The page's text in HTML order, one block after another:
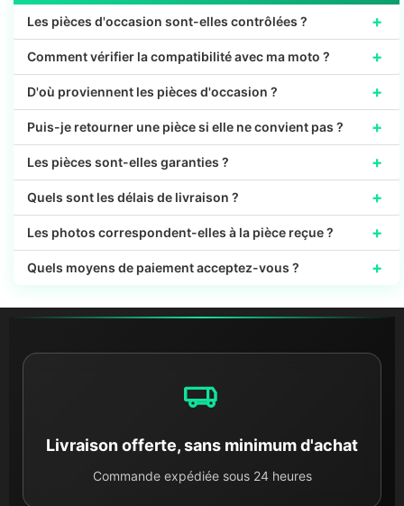
Les pièces d'occasion sont-elles contrôlées ? +
Comment vérifier la compatibilité avec ma moto ? +
D'où proviennent les pièces d'occasion ? +
Puis-je retourner une pièce si elle ne convient pas ? +
Les pièces sont-elles garanties ? +
Quels sont les délais de livraison ? +
Les photos correspondent-elles à la pièce reçue ? +
Quels moyens de paiement acceptez-vous ? +
Livraison offerte, sans minimum d'achat
Commande expédiée sous 24 heures